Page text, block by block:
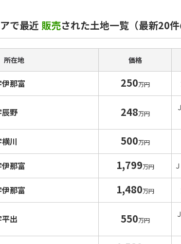
で最近 販売された土地一覧（最新20件
所在地 価格
那富 250万円
野 248万円
川 500万円
那富 1,799万円
那富 1,480万円
出 550万円